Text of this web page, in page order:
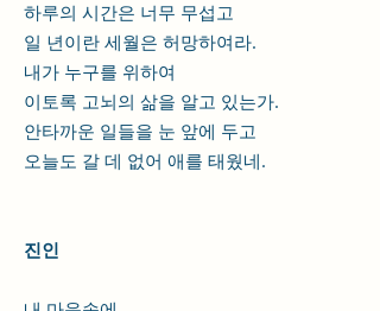
하루의 시간은 너무 무섭고
일 년이란 세월은 허망하여라.
내가 누구를 위하여
이토록 고뇌의 삶을 알고 있는가.
안타까운 일들을 눈 앞에 두고
오늘도 갈 데 없어 애를 태웠네.
진인